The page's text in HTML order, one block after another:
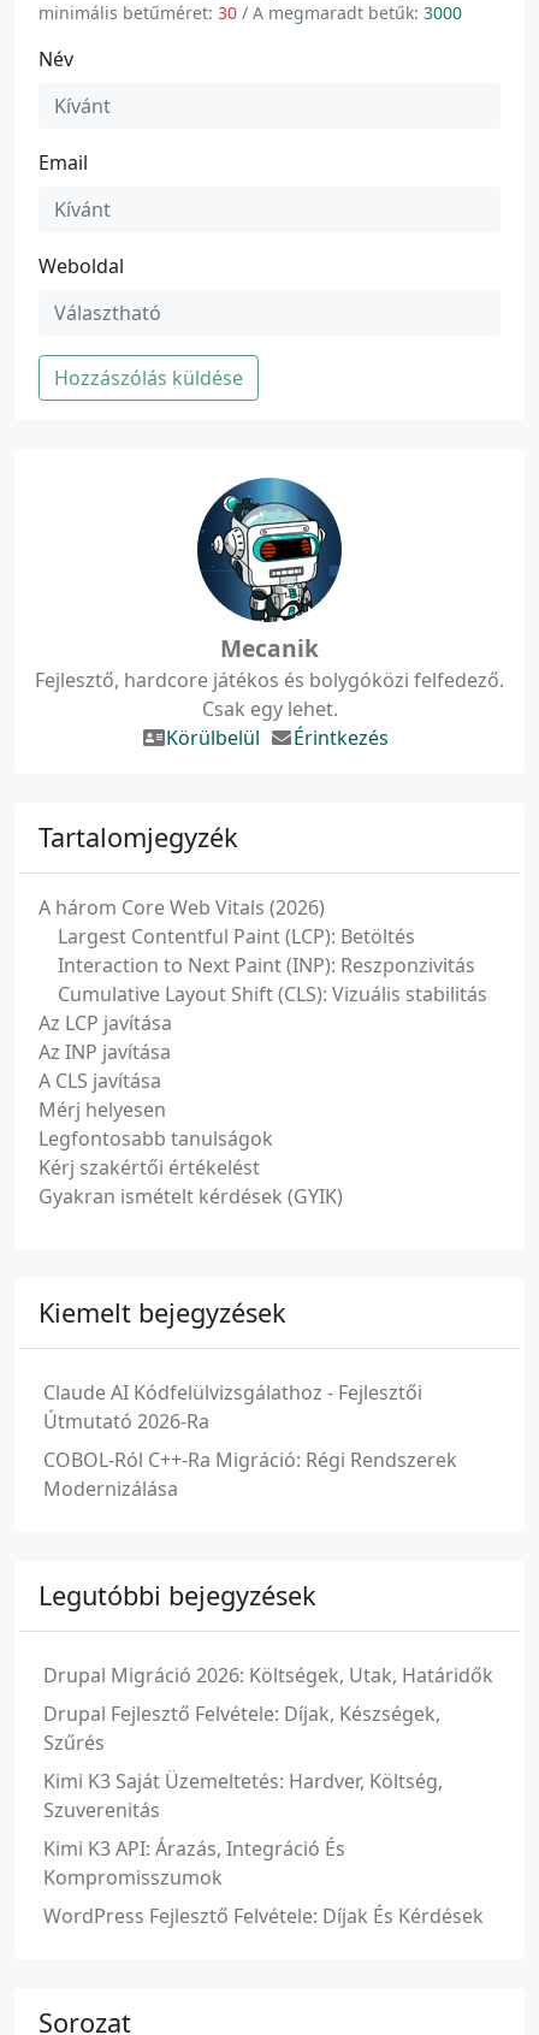
minimális betűméret: 30 / A megmaradt betűk: 3000
Név
Email
Weboldal
Hozzászólás küldése
Mecanik
Fejlesztő, hardcore játékos és bolygóközi felfedező.
Csak egy lehet.
Körülbelül
Érintkezés
Tartalomjegyzék
A három Core Web Vitals (2026)
Largest Contentful Paint (LCP): Betöltés
Interaction to Next Paint (INP): Reszponzivitás
Cumulative Layout Shift (CLS): Vizuális stabilitás
Az LCP javítása
Az INP javítása
A CLS javítása
Mérj helyesen
Legfontosabb tanulságok
Kérj szakértői értékelést
Gyakran ismételt kérdések (GYIK)
Kiemelt bejegyzések
Claude AI Kódfelülvizsgálathoz - Fejlesztői
Útmutató 2026-Ra
COBOL-Ról C++-Ra Migráció: Régi Rendszerek
Modernizálása
Legutóbbi bejegyzések
Drupal Migráció 2026: Költségek, Utak, Határidők
Drupal Fejlesztő Felvétele: Díjak, Készségek,
Szűrés
Kimi K3 Saját Üzemeltetés: Hardver, Költség,
Szuverenitás
Kimi K3 API: Árazás, Integráció És
Kompromisszumok
WordPress Fejlesztő Felvétele: Díjak És Kérdések
Sorozat